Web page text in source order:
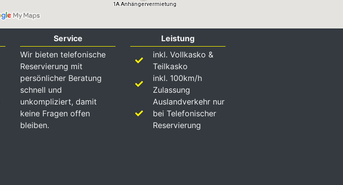
Service
Wir bieten telefonische
Reservierung mit
persönlicher Beratung
schnell und
unkompliziert, damit
keine Fragen offen
bleiben.
Leistung
inkl. Vollkasko &
Teilkasko
inkl. 100km/h
Zulassung
Auslandverkehr nur
bei Telefonischer
Reservierung